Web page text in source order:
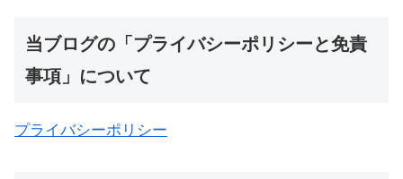
当ブログの「プライバシーポリシーと免責
事項」について
プライバシーポリシー